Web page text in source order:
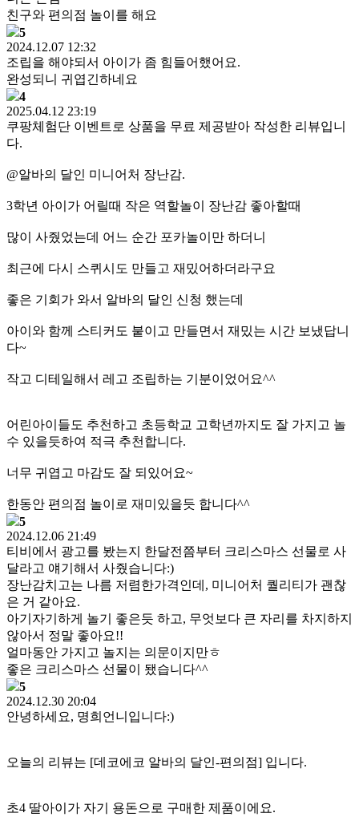
친구와 편의점 놀이를 해요
5
2024.12.07 12:32
조립을 해야되서 아이가 좀 힘들어했어요.
완성되니 귀엽긴하네요
4
2025.04.12 23:19
쿠팡체험단 이벤트로 상품을 무료 제공받아 작성한 리뷰입니
다.
@알바의 달인 미니어처 장난감.
3학년 아이가 어릴때 작은 역할놀이 장난감 좋아할때
많이 사줬었는데 어느 순간 포카놀이만 하더니
최근에 다시 스퀴시도 만들고 재밌어하더라구요
좋은 기회가 와서 알바의 달인 신청 했는데
아이와 함께 스티커도 붙이고 만들면서 재밌는 시간 보냈답니
다~
작고 디테일해서 레고 조립하는 기분이었어요^^
어린아이들도 추천하고 초등학교 고학년까지도 잘 가지고 놀
수 있을듯하여 적극 추천합니다.
너무 귀엽고 마감도 잘 되있어요~
한동안 편의점 놀이로 재미있을듯 합니다^^
5
2024.12.06 21:49
티비에서 광고를 봤는지 한달전쯤부터 크리스마스 선물로 사
달라고 얘기해서 사줬습니다:)
장난감치고는 나름 저렴한가격인데, 미니어처 퀄리티가 괜찮
은 거 같아요.
아기자기하게 놀기 좋은듯 하고, 무엇보다 큰 자리를 차지하지
않아서 정말 좋아요!!
얼마동안 가지고 놀지는 의문이지만ㅎ
좋은 크리스마스 선물이 됐습니다^^
5
2024.12.30 20:04
안녕하세요, 명희언니입니다:)
오늘의 리뷰는 [데코에코 알바의 달인-편의점] 입니다.
초4 딸아이가 자기 용돈으로 구매한 제품이에요.